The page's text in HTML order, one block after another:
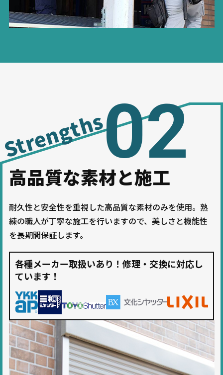
Strengths02
高品質な素材と施工
耐久性と安全性を重視した高品質な素材のみを使用。熟
練の職人が丁寧な施工を行いますので、美しさと機能性
を長期間保証します。
各種メーカー取扱いあり！修理・交換に対応し
ています！